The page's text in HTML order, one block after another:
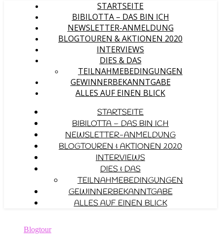
STARTSEITE
BIBILOTTA – DAS BIN ICH
NEWSLETTER-ANMELDUNG
BLOGTOUREN & AKTIONEN 2020
INTERVIEWS
DIES & DAS
TEILNAHMEBEDINGUNGEN
GEWINNERBEKANNTGABE
ALLES AUF EINEN BLICK
STARTSEITE
BIBILOTTA – DAS BIN ICH
NEWSLETTER-ANMELDUNG
BLOGTOUREN & AKTIONEN 2020
INTERVIEWS
DIES & DAS
TEILNAHMEBEDINGUNGEN
GEWINNERBEKANNTGABE
ALLES AUF EINEN BLICK
Blogtour